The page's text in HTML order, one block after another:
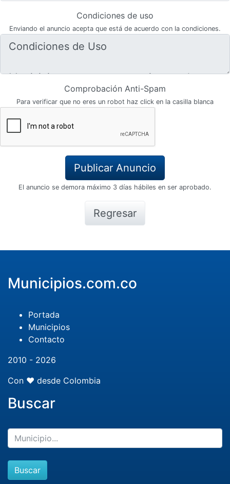
Condiciones de uso
Enviando el anuncio acepta que está de acuerdo con la condiciones.
Comprobación Anti-Spam
Para verificar que no eres un robot haz click en la casilla blanca
El anuncio se demora máximo 3 días hábiles en ser aprobado.
Regresar
Municipios.com.co
Portada
Municipios
Contacto
2010 - 2026
Con ❤️ desde Colombia
Buscar
Buscar